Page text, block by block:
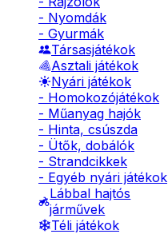
- Nyomdák
- Gyurmák
Társasjátékok
Asztali játékok
Nyári játékok
- Homokozójátékok
- Műanyag hajók
- Hinta, csúszda
- Ütők, dobálók
- Strandcikkek
- Egyéb nyári játékok
Lábbal hajtós
járművek
Téli játékok